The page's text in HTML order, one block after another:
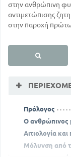
στην ανθρώπινη
αντιμετώπισης
στην παροχή
Πρόλογος
Ο ανθρώπινος
Aιτιολογία
Mόλυνση από